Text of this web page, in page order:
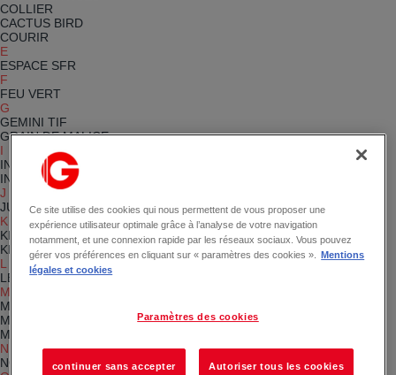
COLLIER
CACTUS BIRD
COURIR
E
ESPACE SFR
F
FEU VERT
G
GEMINI TIF
GRAIN DE MALICE
I
INTERMARCHE
INTERSPORT
J
JULIEN D'ORCEL
K
KRYS
KLOPE ONE
L
LES DELICES TOQUES
M
McDONALD'S
MARIONNAUD
MICROMANIA
N
NORMAL
Ce site utilise des cookies qui nous permettent de vous proposer une
expérience utilisateur optimale grâce à l’analyse de votre navigation
notamment, et une connexion rapide par les réseaux sociaux. Vous pouvez
gérer vos préférences en cliquant sur « paramètres des cookies ».
Mentions
légales et cookies
Paramètres des cookies
continuer sans accepter Autoriser tous les cookies